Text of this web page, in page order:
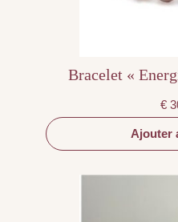
Bracelet «
€
Ajouter